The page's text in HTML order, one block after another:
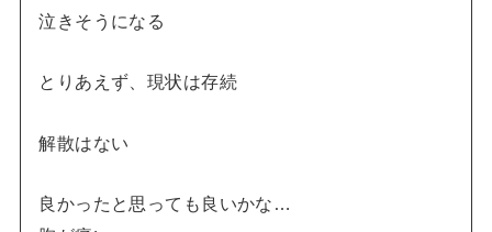
泣きそうになる
とりあえず、現状は存続
解散はない
良かったと思っても良いかな…